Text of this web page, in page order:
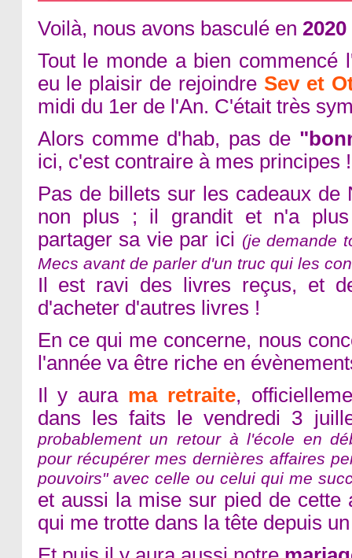
Voilà, nous avons basculé en 2020
Tout le monde a bien commencé
eu le plaisir de rejoindre Sev et
midi du 1er de l'An. C'était très
Alors comme d'hab, pas de
ici, c'est contraire à mes
Pas de billets sur les cadeaux de
non plus ; il grandit et n'a plus
partager sa vie par ici (je demande
Mecs avant de parler d'un truc qui les
Il est ravi des livres reçus, et
d'acheter d'autres livres !
En ce qui me concerne, nous
l'année va être riche en
Il y aura ma retraite,
dans les faits le vendredi 3
probablement un retour à l'école en
pour récupérer mes dernières affaires
pouvoirs" avec celle ou celui qui me
et aussi la mise sur pied de cette
qui me trotte dans la tête depuis